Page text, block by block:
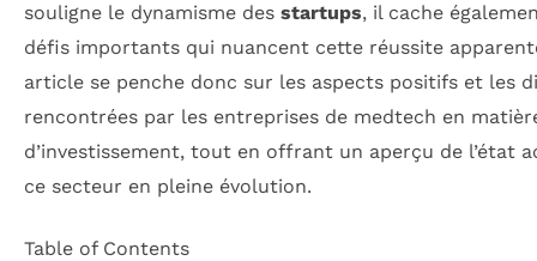
souligne le dynamisme des startups, il cache
défis importants qui nuancent cette réussite
article se penche donc sur les aspects positifs et les
rencontrées par les entreprises de medtech en
d’investissement, tout en offrant un aperçu de l’état
ce secteur en pleine évolution.
Table of Contents